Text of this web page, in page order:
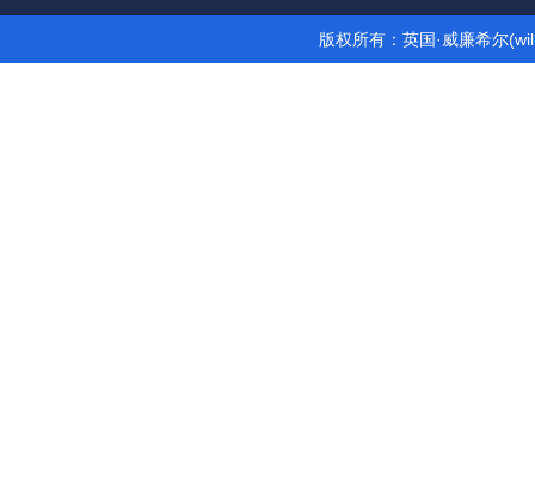
版权所有：英国·威廉希尔